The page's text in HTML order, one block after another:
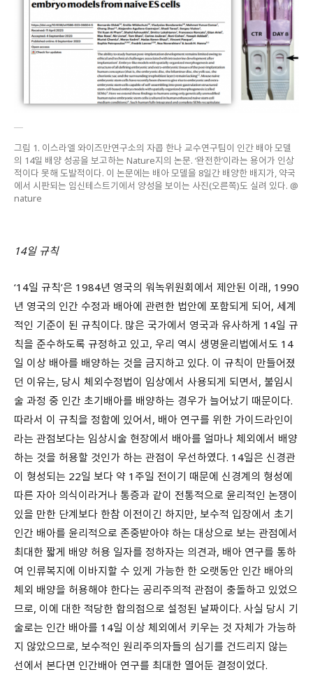
그림 1. 이스라엘 와이즈만연구소의 자콥 한나 교수연구팀이 인간 배아 모델
의 14일 배양 성공을 보고하는 Nature지의 논문. ‘완전한’이라는 용어가 인상
적이다 못해 도발적이다. 이 논문에는 배아 모델을 8일간 배양한 배지가, 약국
에서 시판되는 임신테스트기에서 양성을 보이는 사진(오른쪽)도 실려 있다. @
nature
14일 규칙
‘14일 규칙’은 1984년 영국의 워녹위원회에서 제안된 이래, 1990
년 영국의 인간 수정과 배아에 관련한 법안에 포함되게 되어, 세계
적인 기준이 된 규칙이다. 많은 국가에서 영국과 유사하게 14일 규
칙을 준수하도록 규정하고 있고, 우리 역시 생명윤리법에서도 14
일 이상 배아를 배양하는 것을 금지하고 있다. 이 규칙이 만들어졌
던 이유는, 당시 체외수정법이 임상에서 사용되게 되면서, 불임시
술 과정 중 인간 초기배아를 배양하는 경우가 늘어났기 때문이다.
따라서 이 규칙을 정함에 있어서, 배아 연구를 위한 가이드라인이
라는 관점보다는 임상시술 현장에서 배아를 얼마나 체외에서 배양
하는 것을 허용할 것인가 하는 관점이 우선하였다. 14일은 신경관
이 형성되는 22일 보다 약 1주일 전이기 때문에 신경계의 형성에
따른 자아 의식이라거나 통증과 같이 전통적으로 윤리적인 논쟁이
있을 만한 단계보다 한참 이전이긴 하지만, 보수적 입장에서 초기
인간 배아를 윤리적으로 존중받아야 하는 대상으로 보는 관점에서
최대한 짧게 배양 허용 일자를 정하자는 의견과, 배아 연구를 통하
여 인류복지에 이바지할 수 있게 가능한 한 오랫동안 인간 배아의
체외 배양을 허용해야 한다는 공리주의적 관점이 충돌하고 있었으
므로, 이에 대한 적당한 합의점으로 설정된 날짜이다. 사실 당시 기
술로는 인간 배아를 14일 이상 체외에서 키우는 것 자체가 가능하
지 않았으므로, 보수적인 원리주의자들의 심기를 건드리지 않는
선에서 본다면 인간배아 연구를 최대한 열어둔 결정이었다.